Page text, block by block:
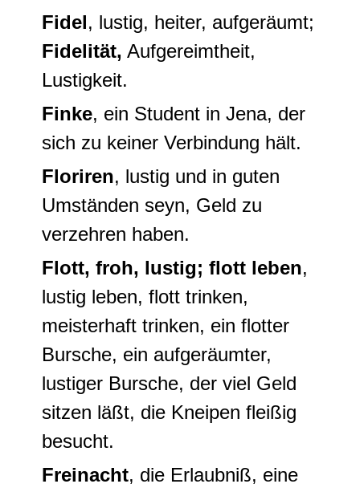
Fidel, lustig, heiter, aufgeräumt;
Fidelität, Aufgereimtheit,
Lustigkeit.
Finke, ein Student in Jena, der
sich zu keiner Verbindung hält.
Floriren, lustig und in guten
Umständen seyn, Geld zu
verzehren haben.
Flott, froh, lustig; flott leben,
lustig leben, flott trinken,
meisterhaft trinken, ein flotter
Bursche, ein aufgeräumter,
lustiger Bursche, der viel Geld
sitzen läßt, die Kneipen fleißig
besucht.
Freinacht, die Erlaubniß, eine